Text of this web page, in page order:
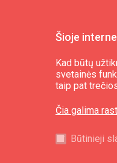
Šioje
Kad būtų
svetainės
taip pat
Čia galima
Būtinieji